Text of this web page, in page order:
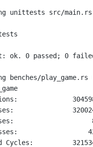
unittests src/main.rs
ok. 0 passed; 0
benches/
304598
320024
8
42
Cycles:          321534